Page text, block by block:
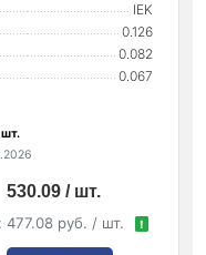
IEK
0.126
0.082
0.067
шт.
530.09 / шт.
477.08 руб. / шт. !